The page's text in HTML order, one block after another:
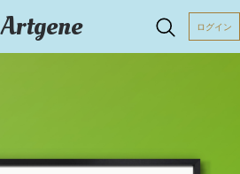
Artgene ログイン